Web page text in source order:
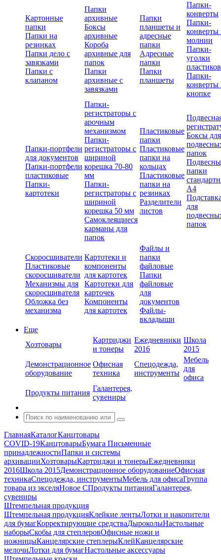
Картонные
папки
Папки на
резинках
Папки дело с
завязками
Папки с
клапаном
Папки
архивные
Боксы
архивные
Короба
архивные для
папок
Папки
архивные с
завязками
Папки
планшеты и
адресные
папки
Адресные
папки
Папки
планшеты
Папки-
конверты
Папки-
конверты
молнии
Папки-
уголки
Папки-
конверты
кнопке
Папки-портфели
для документов
Папки-портфели
пластиковые
Папки-
картотеки
Папки-
регистраторы с
арочным
механизмом
Папки-
регистраторы с
шириной
корешка 70-80
мм
Папки-
регистраторы с
шириной
корешка 50 мм
Самоклеящиеся
карманы для
папок
Пластиковые
папки
Пластиковые
папки на
кольцах
Пластиковые
папки на
резинках
Разделители
листов
Боксы для
папок
папки
А4
для
папок
Скоросшиватели
Пластиковые
скоросшиватели
Механизмы для
скоросшивателя
Обложка без
механизма
Картотеки и
компоненты
для картотек
Картотеки для
карточек
Компоненты
для картотек
Файлы и
папки
файловые
Папки
файловые
для
документов
Файлы-
вкладыши
Еще
Хозтовары
Картриджи
и тонеры
Ежедневники
2016
Школа
2015
Демонстрационное
оборудование
Офисная
техника
Спецодежда,
инструменты
Мебель
для
офиса
Продукты питания
Галантерея,
сувениры
ГлавнаяКаталогКанцтовары
COVID-19КанцтоварыБумага Письменные
принадлежностиПапки и системы
архивацииХозтоварыКартриджи и тонерыЕжедневники
2016Школа 2015Демонстрационное оборудованиеОфисная
техникаСпецодежда, инструментыМебель для офисаГруппа
товара из экселяНовое СПродукты питанияГалантерея,
сувениры
Штемпельная продукция
Штемпельная продукцияКлейкие лентыЛотки и накопители
для бумагКорректирующие средстваДыроколыНастольные
наборыСкобы для степлеровОфисные ножи и
ножницыКанцелярские степлерыКлейКанцелярские
мелочиЛотки для бумагНастольные аксессуары